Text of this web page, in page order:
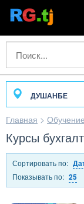
ДУШАНБЕ
Главная > Обучение
Курсы
Сортировать по:
Показывать по: 25